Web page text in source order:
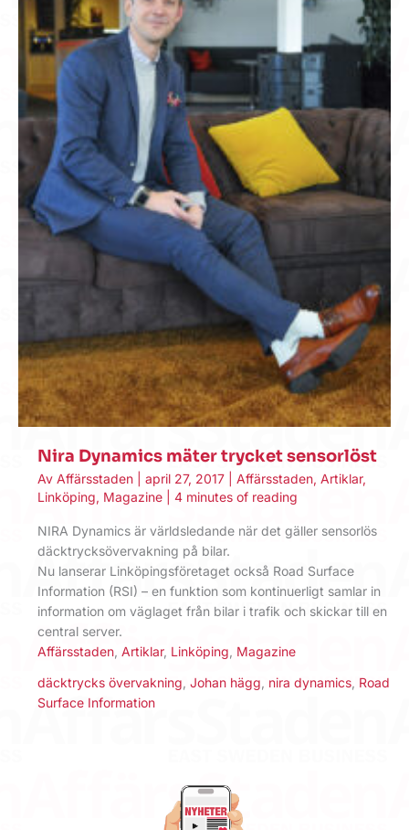
Nira Dynamics mäter trycket sensorlöst
Av Affärsstaden april 27, 2017 Affärsstaden, Artiklar,
Linköping, Magazine 4 minutes of reading
NIRA Dynamics är världsledande när det gäller sensorlös
däcktrycksövervakning på bilar.
Nu lanserar Linköpingsföretaget också Road Surface
Information (RSI) – en funktion som kontinuerligt samlar in
information om väglaget från bilar i trafik och skickar till en
central server.
Affärsstaden Artiklar, Linköping Magazine
däcktrycks övervakning Johan hägg nira dynamics Road
Surface Information